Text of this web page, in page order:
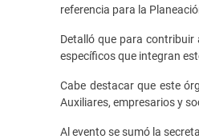
referencia para la
Detalló que para contribuir
específicos que integran
Cabe destacar que este
Auxiliares, empresarios y
Al evento se sumó la